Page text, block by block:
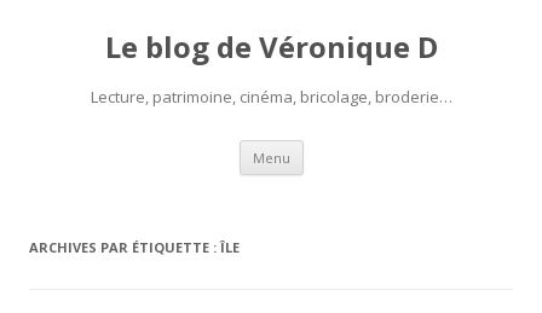
Le blog de Véronique D
Lecture, patrimoine, cinéma, bricolage, broderie…
Menu Aller
contenu
ARCHIVES PAR ÉTIQUETTE :ÎLE